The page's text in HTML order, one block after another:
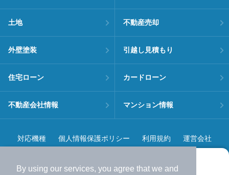
By using our services, you agree that we and
より使いやすくなった
土地 不動産売却
外壁塗装 引越し見積もり
住宅ローン カードローン
不動産会社情報 マンション情報
対応機種 個人情報保護ポリシー 利用規約 運営会社